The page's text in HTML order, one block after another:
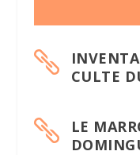

CULTE

LE